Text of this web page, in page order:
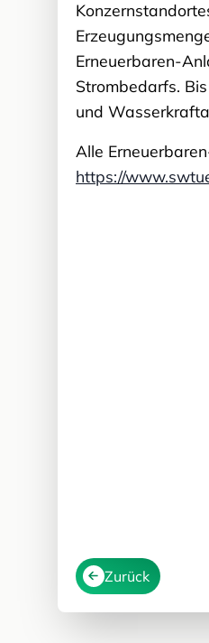
Erneuerbaren-
Strombedarfs.
und
Alle
https://
Zurück